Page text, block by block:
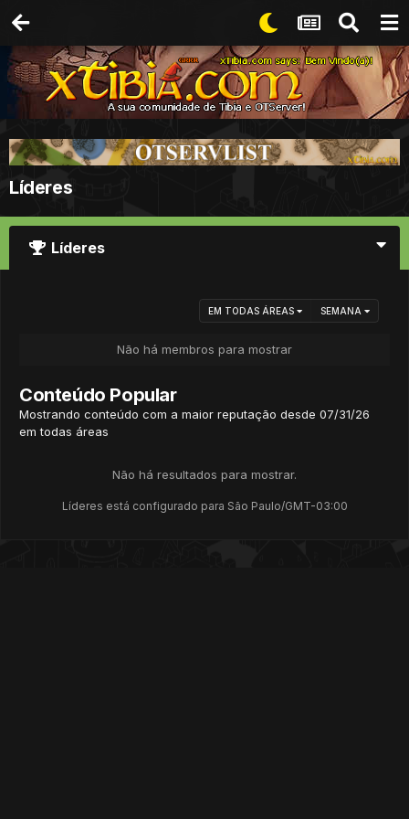
Líderes
Líderes
EM TODAS ÁREAS SEMANA
Não há membros para mostrar
Conteúdo Popular
Mostrando conteúdo com a maior reputação desde 07/31/26
em todas áreas
Não há resultados para mostrar.
Líderes está configurado para São Paulo/GMT-03:00